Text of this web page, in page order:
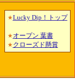
★Lucky Dip！トップ
★オープン 葉書
★クローズド懸賞